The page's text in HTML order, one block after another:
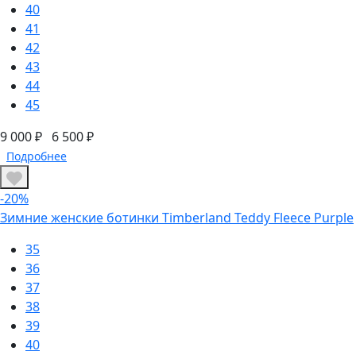
40
41
42
43
44
45
9 000 ₽ 6 500 ₽
Подробнее
-20%
Зимние женские ботинки Timberland Teddy Fleece Purple
35
36
37
38
39
40